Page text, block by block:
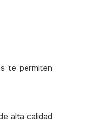
te permiten
alta calidad